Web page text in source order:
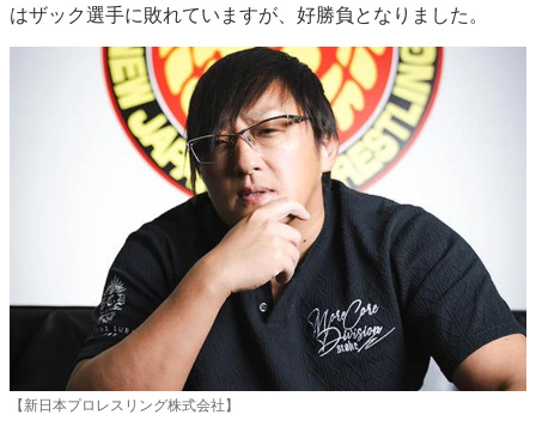
はザック選手に敗れていますが、好勝負となりました。
【新日本プロレスリング株式会社】